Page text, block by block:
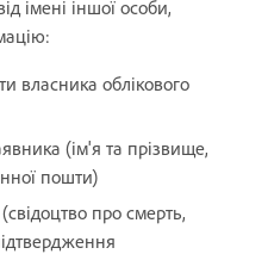
імені іншої особи,
власника облікового
(ім'я та прізвище,
пошти)
про смерть,